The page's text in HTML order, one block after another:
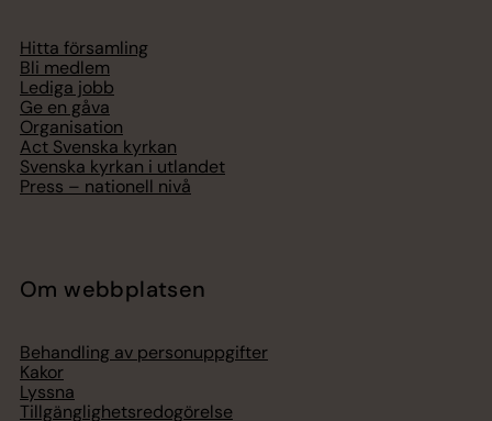
Hitta församling
Bli medlem
Lediga jobb
Ge en gåva
Organisation
Act Svenska kyrkan
Svenska kyrkan i utlandet
Press – nationell nivå
Om webbplatsen
Behandling av personuppgifter
Kakor
Lyssna
Tillgänglighetsredogörelse